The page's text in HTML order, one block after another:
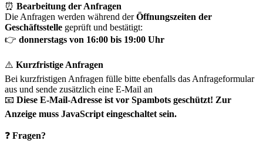
⏰ Bearbeitung der Anfragen
Die Anfragen werden während derÖffnungszeiten der
Geschäftsstelle geprüft und bestätigt:
👉 donnerstags von 16:00 bis 19:00 Uhr
⚠️ Kurzfristige Anfragen
Bei kurzfristigen Anfragen fülle bitte ebenfalls das Anfrageformular
aus und sende zusätzlich eine E-Mail an
📧 Diese E-Mail-Adresse ist vor Spambots geschützt! Zur
Anzeige muss JavaScript eingeschaltet sein.
❓ Fragen?